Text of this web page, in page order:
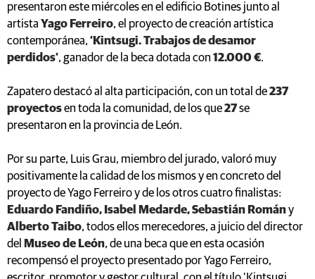
presentaron este miércoles en el edificio Botines junto al
artista Yago Ferreiro, el proyecto de creación artística
contemporánea, ‘Kintsugi. Trabajos de desamor
perdidos’, ganador de la beca dotada con 12.000 €.
Zapatero destacó al alta participación, con un total de237
proyectosen toda la comunidad, de los que27se
presentaron en la provincia de León.
Por su parte, Luis Grau, miembro del jurado, valoró muy
positivamente la calidad de los mismos y en concreto del
proyecto de Yago Ferreiro y de los otros cuatro finalistas:
Eduardo Fandiño, Isabel Medarde, Sebastián Romány
Alberto Taibo, todos ellos merecedores, a juicio del director
del Museo de León, de una beca que en esta ocasión
recompensó el proyecto presentado por Yago Ferreiro,